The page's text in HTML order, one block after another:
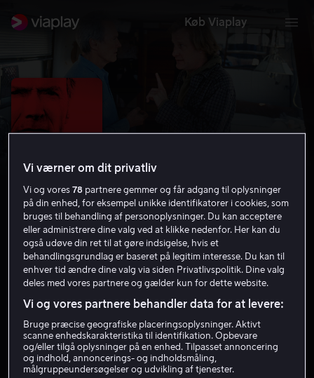
Køb Viaplay
Blood Work
6.4 Krimi Action 2002 1 t. 45 min
15 år
Lej 49 kr
Køb 99 kr
Vi værner om dit privatliv
Vi og vores78 partnere gemmer og får adgang til oplysninger
på din enhed, for eksempel unikke identifikatorer i cookies, som
bruges til behandling af personoplysninger. Du kan acceptere
eller administrere dine valg ved at klikke nedenfor. Her kan du
også udøve din ret til at gøre indsigelse, hvis et
behandlingsgrundlag er baseret på legitim interesse. Du kan til
enhver tid ændre dine valg via siden Privatlivspolitik. Dine valg
deles med vores partnere og gælder kun for dette website.
Vi og vores partnere behandler data for at levere:
Bruge præcise geografiske placeringsoplysninger. Aktivt
scanne enhedskarakteristika til identifikation. Opbevare
og/eller tilgå oplysninger på en enhed. Tilpasset annoncering
og indhold, annoncerings- og indholdsmåling,
målgruppeundersøgelser og udvikling af tjenester.